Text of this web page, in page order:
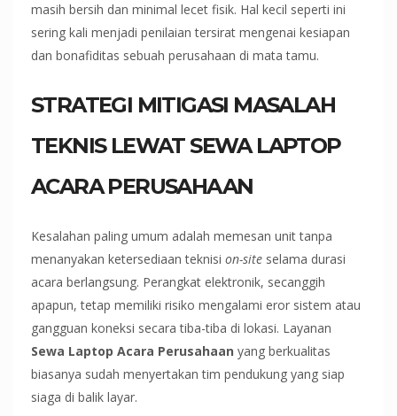
masih bersih dan minimal lecet fisik. Hal kecil seperti ini
sering kali menjadi penilaian tersirat mengenai kesiapan
dan bonafiditas sebuah perusahaan di mata tamu.
STRATEGI MITIGASI MASALAH
TEKNIS LEWAT SEWA LAPTOP
ACARA PERUSAHAAN
Kesalahan paling umum adalah memesan unit tanpa
menanyakan ketersediaan teknisi on-site selama durasi
acara berlangsung. Perangkat elektronik, secanggih
apapun, tetap memiliki risiko mengalami eror sistem atau
gangguan koneksi secara tiba-tiba di lokasi. Layanan
Sewa Laptop Acara Perusahaan yang berkualitas
biasanya sudah menyertakan tim pendukung yang siap
siaga di balik layar.